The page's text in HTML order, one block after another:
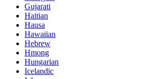
Gujarati
Haitian
Hausa
Hawaiian
Hebrew
Hmong
Hungarian
Icelandic